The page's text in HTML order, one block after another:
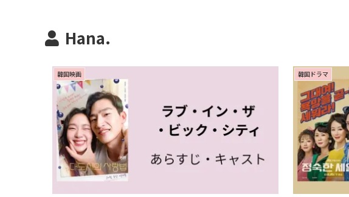
Hana.
韓国映画 韓国ドラマ